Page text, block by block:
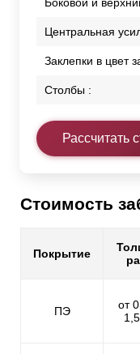
Центральная
Заклепки в цвет
Столбы :
Рассчитать
Стоимость
Покрытие
ПЭ
от